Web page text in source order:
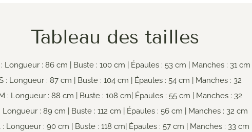
Tableau des tailles
: Longueur : 86 cm | Buste : 100 cm | Épaules : 53 cm | Manches : 31 cm
: Longueur : 87 cm | Buste : 104 cm | Épaules : 54 cm | Manches : 32
M : Longueur : 88 cm | Buste : 108 cm| Épaules : 55 cm | Manches : 32
Longueur : 89 cm | Buste : 112 cm | Épaules : 56 cm | Manches : 32 cm
: Longueur : 90 cm | Buste : 118 cm| Épaules : 57 cm | Manches : 33 cm